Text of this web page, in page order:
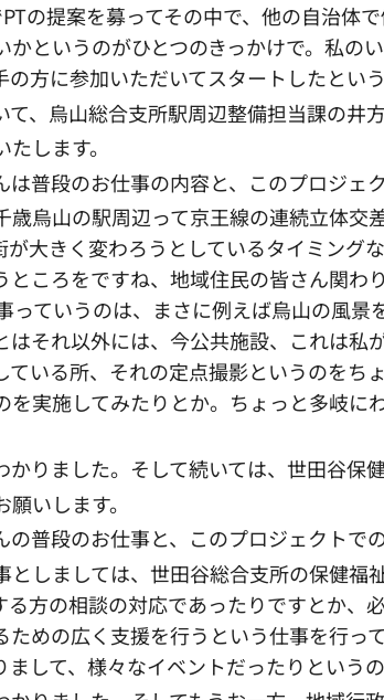
の提案を募ってその中で、他の自治体
かというのがひとつのきっかけで。私
方に参加いただいてスタートしたとい
て、烏山総合支所駅周辺整備担当課の
します。
は普段のお仕事の内容と、このプロジ
歳烏山の駅周辺って京王線の連続立体
が大きく変わろうとしているタイミン
ところをですね、地域住民の皆さん関
っていうのは、まさに例えば烏山の風
はそれ以外には、今公共施設、これは
ている所、それの定点撮影というのを
を実施してみたりとか。ちょっと多岐
かりました。そして続いては、世田谷
いします。
普段のお仕事と、このプロジェクトで
としましては、世田谷総合支所の保健
る方の相談の対応であったりですとか
ための広く支援を行うという仕事を行
まして、様々なイベントだったりという